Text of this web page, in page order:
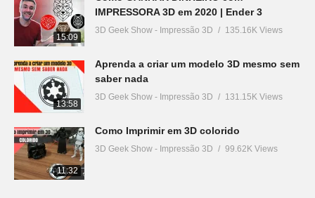
15:09
IMPRESSORA 3D em 2020 | Ender 3
3D Geek Show - Impressão 3D 135.16K Views
13:58
Aprenda a criar um modelo 3D mesmo sem
saber nada
3D Geek Show - Impressão 3D 131.15K Views
11:32
Como Imprimir em 3D colorido
3D Geek Show - Impressão 3D 99.62K Views